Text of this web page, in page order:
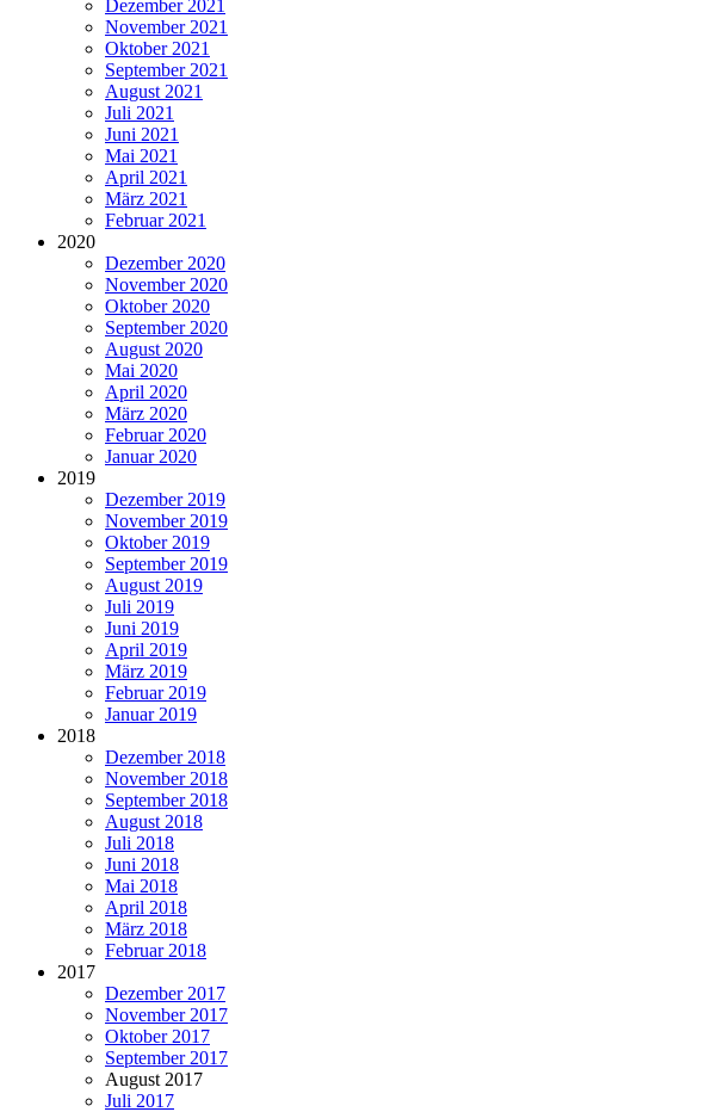
Dezember 2021
November 2021
Oktober 2021
September 2021
August 2021
Juli 2021
Juni 2021
Mai 2021
April 2021
März 2021
Februar 2021
2020
Dezember 2020
November 2020
Oktober 2020
September 2020
August 2020
Mai 2020
April 2020
März 2020
Februar 2020
Januar 2020
2019
Dezember 2019
November 2019
Oktober 2019
September 2019
August 2019
Juli 2019
Juni 2019
April 2019
März 2019
Februar 2019
Januar 2019
2018
Dezember 2018
November 2018
September 2018
August 2018
Juli 2018
Juni 2018
Mai 2018
April 2018
März 2018
Februar 2018
2017
Dezember 2017
November 2017
Oktober 2017
September 2017
August 2017
Juli 2017